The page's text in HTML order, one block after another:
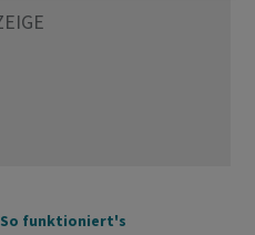
So funktioniert's